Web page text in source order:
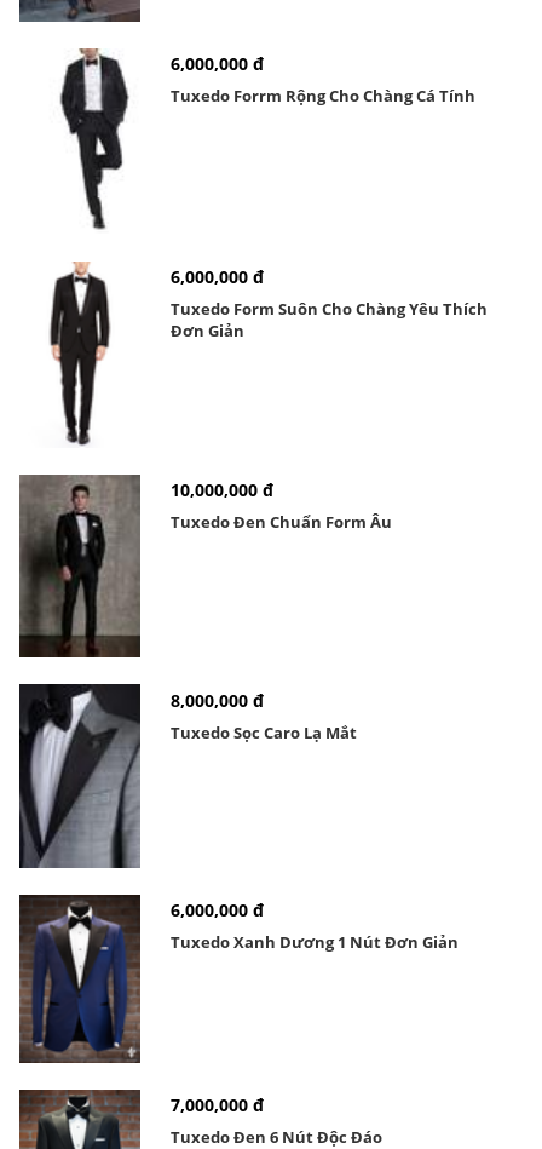
6,000,000 đ
Tuxedo Forrm Rộng Cho Chàng Cá Tính
6,000,000 đ
Tuxedo Form Suôn Cho Chàng Yêu Thích
Đơn Giản
10,000,000 đ
Tuxedo Đen Chuẩn Form Âu
8,000,000 đ
Tuxedo Sọc Caro Lạ Mắt
6,000,000 đ
Tuxedo Xanh Dương 1 Nút Đơn Giản
7,000,000 đ
Tuxedo Đen 6 Nút Độc Đáo